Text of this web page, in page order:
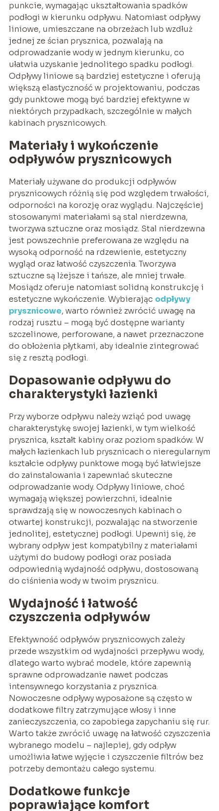
punkcie, wymagając ukształtowania spadków
podłogi w kierunku odpływu. Natomiast odpływy
liniowe, umieszczane na obrzeżach lub wzdłuż
jednej ze ścian prysznica, pozwalają na
odprowadzanie wody w jednym kierunku, co
ułatwia uzyskanie jednolitego spadku podłogi.
Odpływy liniowe są bardziej estetyczne i oferują
większą elastyczność w projektowaniu, podczas
gdy punktowe mogą być bardziej efektywne w
niektórych przypadkach, szczególnie w małych
kabinach prysznicowych.
Materiały i wykończenie
odpływów prysznicowych
Materiały używane do produkcji odpływów
prysznicowych różnią się pod względem trwałości,
odporności na korozję oraz wyglądu. Najczęściej
stosowanymi materiałami są stal nierdzewna,
tworzywa sztuczne oraz mosiądz. Stal nierdzewna
jest powszechnie preferowana ze względu na
wysoką odporność na rdzewienie, estetyczny
wygląd oraz łatwość czyszczenia. Tworzywa
sztuczne są lżejsze i tańsze, ale mniej trwałe.
Mosiądz oferuje natomiast solidną konstrukcję i
estetyczne wykończenie. Wybierając odpływy
prysznicowe, warto również zwrócić uwagę na
rodzaj rusztu – mogą być dostępne warianty
szczelinowe, perforowane, a nawet przeznaczone
do obłożenia płytkami, aby idealnie zintegrować
się z resztą podłogi.
Dopasowanie odpływu do
charakterystyki łazienki
Przy wyborze odpływu należy wziąć pod uwagę
charakterystykę swojej łazienki, w tym wielkość
prysznica, kształt kabiny oraz poziom spadków. W
małych łazienkach lub prysznicach o nieregularnym
kształcie odpływy punktowe mogą być łatwiejsze
do zainstalowania i zapewniać skuteczne
odprowadzanie wody. Odpływy liniowe, choć
wymagają większej powierzchni, idealnie
sprawdzają się w nowoczesnych kabinach o
otwartej konstrukcji, pozwalając na stworzenie
jednolitej, estetycznej podłogi. Upewnij się, że
wybrany odpływ jest kompatybilny z materiałami
użytymi do budowy podłogi oraz posiada
odpowiednią wydajność odpływu, dostosowaną
do ciśnienia wody w twoim prysznicu.
Wydajność i łatwość
czyszczenia odpływów
Efektywność odpływów prysznicowych zależy
przede wszystkim od wydajności przepływu wody,
dlatego warto wybrać modele, które zapewnią
sprawne odprowadzanie nawet podczas
intensywnego korzystania z prysznica.
Nowoczesne odpływy wyposażone są często w
dodatkowe filtry zatrzymujące włosy i inne
zanieczyszczenia, co zapobiega zapychaniu się rur.
Warto także zwrócić uwagę na łatwość czyszczenia
wybranego modelu – najlepiej, gdy odpływ
umożliwia łatwe wyjęcie i czyszczenie filtrów bez
potrzeby demontażu całego systemu.
Dodatkowe funkcje
poprawiające komfort